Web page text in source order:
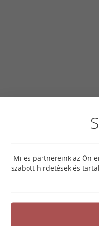
Mi és partnereink az Ön
szabott hirdetések és